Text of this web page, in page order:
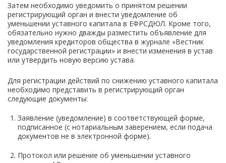
Затем необходимо уведомить о принятом решении
регистрирующий орган и внести уведомление об
уменьшении уставного капитала в ЕФРСДЮЛ. Кроме того,
обязательно нужно дважды разместить объявление для
уведомления кредиторов общества в журнале «Вестник
государственной регистрации» и внести изменения в устав
или утвердить новую версию устава.
Для регистрации действий по снижению уставного капитала
необходимо представить в регистрирующий орган
следующие документы:
Заявление (уведомление) в соответствующей форме,
подписанное (с нотариальным заверением, если подача
документов не в электронной форме).
Протокол или решение об уменьшении уставного